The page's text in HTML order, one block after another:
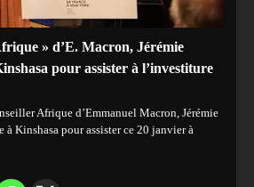
» d’E. Macron, Jérémie
pour assister à l’investiture
Afrique d’Emmanuel Macron, Jérémie
à Kinshasa pour assister ce 20 janvier à